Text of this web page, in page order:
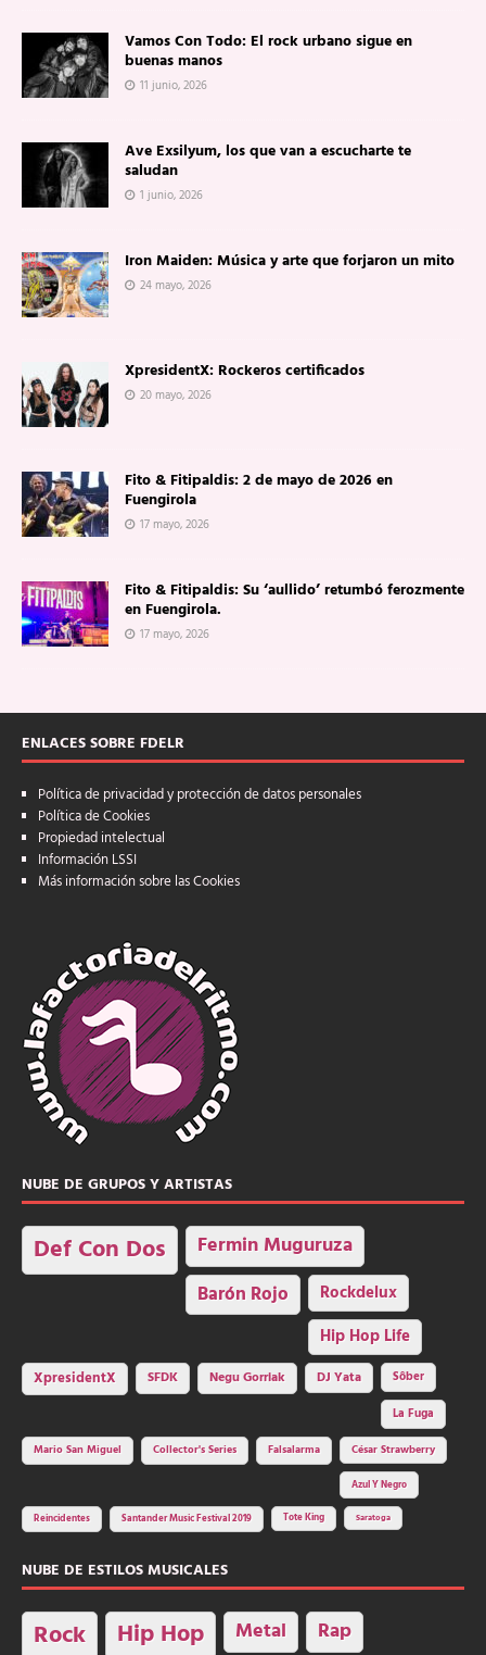
Vamos Con Todo: El rock urbano sigue en
buenas manos
11 junio, 2026
Ave Exsilyum, los que van a escucharte te
saludan
1 junio, 2026
Iron Maiden: Música y arte que forjaron un mito
24 mayo, 2026
XpresidentX: Rockeros certificados
20 mayo, 2026
Fito & Fitipaldis: 2 de mayo de 2026 en
Fuengirola
17 mayo, 2026
Fito & Fitipaldis: Su ‘aullido’ retumbó ferozmente
en Fuengirola.
17 mayo, 2026
ENLACES SOBRE FDELR
Política de privacidad y protección de datos personales
Política de Cookies
Propiedad intelectual
Información LSSI
Más información sobre las Cookies
NUBE DE GRUPOS Y ARTISTAS
Def Con Dos Fermin Muguruza
Barón Rojo Rockdelux
Hip Hop Life
XpresidentX SFDK Negu Gorriak DJ Yata
Sôber
La Fuga
Mario San Miguel
Collector's Series Falsalarma César Strawberry
Azul Y Negro
Reincidentes Santander Music Festival 2019 Tote King Saratoga
NUBE DE ESTILOS MUSICALES
Rock Hip Hop Metal Rap